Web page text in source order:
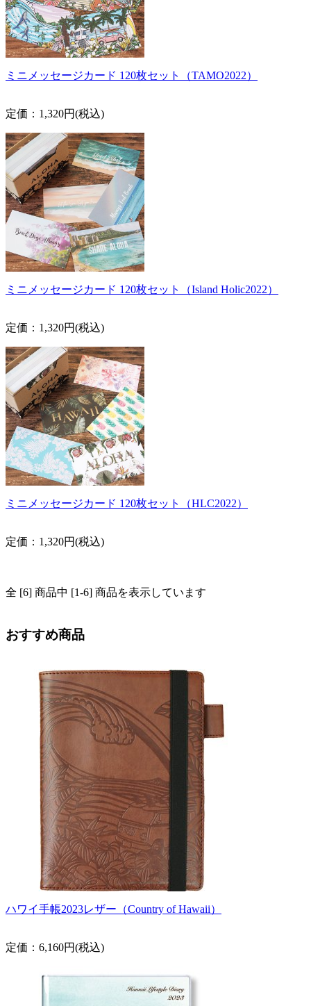
ミニメッセージカード 120枚セット（TAMO2022）
定価：1,320円(税込)
ミニメッセージカード 120枚セット（Island Holic2022）
定価：1,320円(税込)
ミニメッセージカード 120枚セット（HLC2022）
定価：1,320円(税込)
全 [6] 商品中 [1-6] 商品を表示しています
おすすめ商品
ハワイ手帳2023レザー（Country of Hawaii）
定価：6,160円(税込)